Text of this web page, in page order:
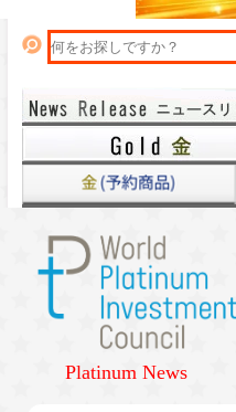
Platinum News